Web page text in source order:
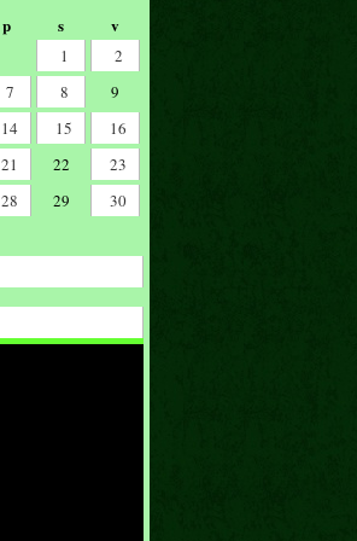
p s v
1
2
7 8
9
14 15
16
21 22
23
28 29
30